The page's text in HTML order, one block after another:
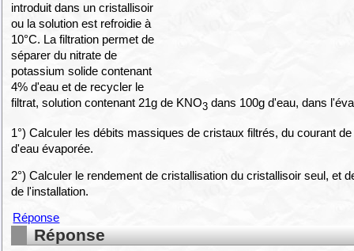
introduit dans un cristallisoir
ou la solution est refroidie à
10°C. La filtration permet de
séparer du nitrate de
potassium solide contenant
4% d'eau et de recycler le
filtrat, solution contenant 21g de KNO3 dans 100g d'eau, dans
1°) Calculer les débits massiques de cristaux filtrés, du courant
d'eau évaporée.
2°) Calculer le rendement de cristallisation du cristallisoir seul, et
de l'installation.
Réponse
Réponse